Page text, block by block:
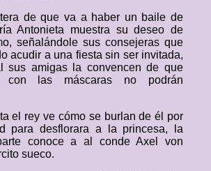
de que va a haber un baile de
Antonieta muestra su deseo de
señalándole sus consejeras que
acudir a una fiesta sin ser invitada,
sus amigas la convencen de que
con las máscaras no podrán
el rey ve cómo se burlan de él por
para desflorara a la princesa, la
conoce a al conde Axel von
sueco.